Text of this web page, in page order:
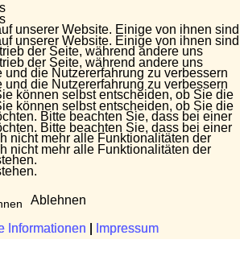
unserer Website. Einige von ihnen sind
der Seite, während andere uns
und die Nutzererfahrung zu verbessern
können selbst entscheiden, ob Sie die
Bitte beachten Sie, dass bei einer
nicht mehr alle Funktionalitäten der
Informationen Impressum
unserer Website. Einige von ihnen sind
der Seite, während andere uns
und die Nutzererfahrung zu verbessern
können selbst entscheiden, ob Sie die
Bitte beachten Sie, dass bei einer
nicht mehr alle Funktionalitäten der
Ablehnen
Informationen Impressum